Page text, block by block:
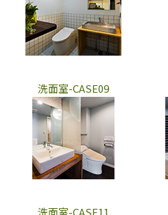
洗面室-CASE09